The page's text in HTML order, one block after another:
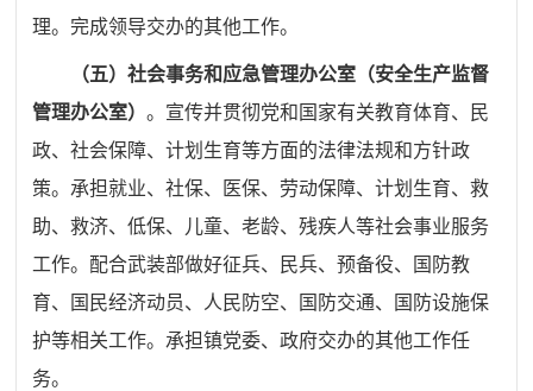
理。完成领导交办的其他工作。
（五）社会事务和应急管理办公室（安全生产监督
管理办公室）。 宣传并贯彻党和国家有关教育体育、民
政、社会保障、计划生育等方面的法律法规和方针政
策。承担就业、社保、医保、劳动保障、计划生育、救
助、救济、低保、儿童、老龄、残疾人等社会事业服务
工作。配合武装部做好征兵、民兵、预备役、国防教
育、国民经济动员、人民防空、国防交通、国防设施保
护等相关工作。承担镇党委、政府交办的其他工作任
务。